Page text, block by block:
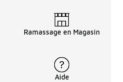
Ramassage en Magasin
Aide